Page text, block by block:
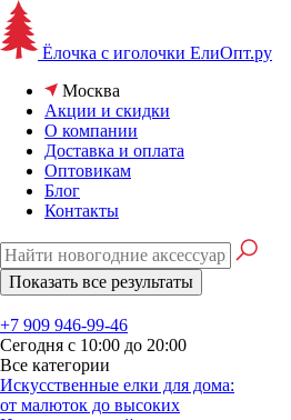
Ёлочка с иголочки ЕлиОпт.ру
Москва
Акции и скидки
О компании
Доставка и оплата
Оптовикам
Блог
Контакты
+7 909 946-99-46
Сегодня с 10:00 до 20:00
Все категории
Искусственные елки для дома:
от малюток до высоких